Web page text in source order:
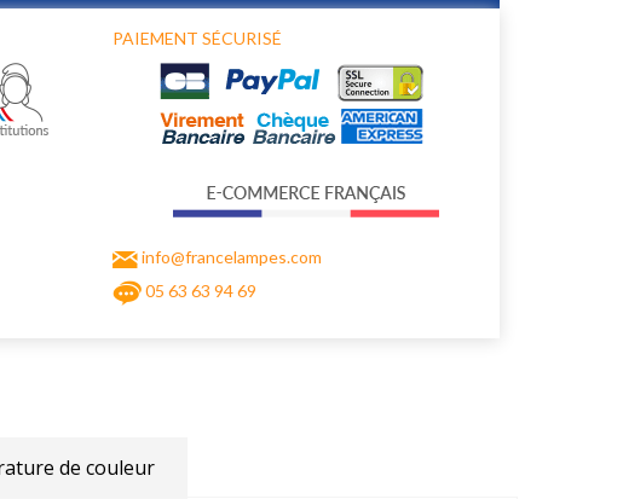
PAIEMENT SÉCURISÉ
info@francelampes.com
05 63 63 94 69
de couleur